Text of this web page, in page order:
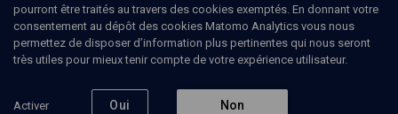
Tous 2 Vidéos 2
pourront être traités au travers des cookies exemptés. En donnant votre
consentement au dépôt des cookies Matomo Analytics vous nous
permettez de disposer d’information plus pertinentes qui nous seront
très utiles pour mieux tenir compte de votre expérience utilisateur.
Activer Oui Non